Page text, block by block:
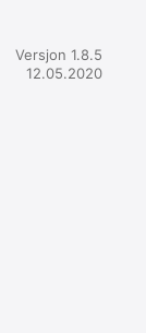
Versjon 1.8.5
12.05.2020